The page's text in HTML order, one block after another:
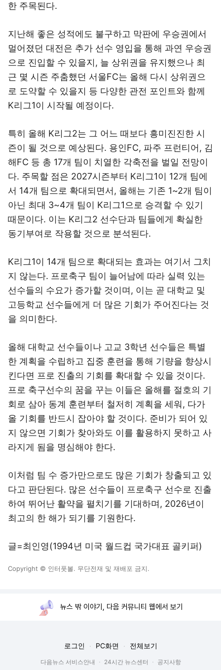
한 주목된다.
지난해 좋은 성적에도 불구하고 막판에 우승권에서
멀어졌던 대전은 추가 선수 영입을 통해 과연 우승권
으로 진입할 수 있을지, 늘 상위권을 유지했으나 최
근 몇 시즌 주춤했던 서울FC는 올해 다시 상위권으
로 도약할 수 있을지 등 다양한 관전 포인트와 함께
K리그1이 시작될 예정이다.
특히 올해 K리그2는 그 어느 때보다 흥미진진한 시
즌이 될 것으로 예상된다. 용인FC, 파주 프런티어, 김
해FC 등 총 17개 팀이 치열한 각축전을 벌일 전망이
다. 주목할 점은 2027시즌부터 K리그1이 12개 팀에
서 14개 팀으로 확대되면서, 올해는 기존 1~2개 팀이
아닌 최대 3~4개 팀이 K리그1으로 승격할 수 있기
때문이다. 이는 K리그2 선수단과 팀들에게 확실한
동기부여로 작용할 것으로 분석된다.
K리그1이 14개 팀으로 확대되는 효과는 여기서 그치
지 않는다. 프로축구 팀이 늘어남에 따라 실력 있는
선수들의 수요가 증가할 것이며, 이는 곧 대학교 및
고등학교 선수들에게 더 많은 기회가 주어진다는 것
을 의미한다.
올해 대학교 선수들이나 고교 3학년 선수들은 특별
한 계획을 수립하고 집중 훈련을 통해 기량을 향상시
킨다면 프로 진출의 기회를 확대할 수 있을 것이다.
프로 축구선수의 꿈을 꾸는 이들은 올해를 절호의 기
회로 삼아 동계 훈련부터 철저히 계획을 세워, 다가
올 기회를 반드시 잡아야 할 것이다. 준비가 되어 있
지 않으면 기회가 찾아와도 이를 활용하지 못하고 사
라지게 됨을 명심해야 한다.
이처럼 팀 수 증가만으로도 많은 기회가 창출되고 있
다고 판단된다. 많은 선수들이 프로축구 선수로 진출
하여 뛰어난 활약을 펼치기를 기대하며, 2026년이
최고의 한 해가 되기를 기원한다.
글=최인영(1994년 미국 월드컵 국가대표 골키퍼)
Copyright © 인터풋볼. 무단전재 및 재배포 금지.
뉴스 밖 이야기, 다음 커뮤니티 웹에서 보기
로그인 PC화면 전체보기
다음뉴스 서비스안내 24시간 뉴스센터
공지사항